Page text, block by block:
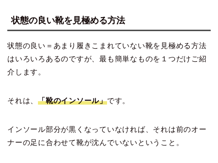
状態の良い靴を見極める方法
状態の良い＝あまり履きこまれていない靴を見極める方法
はいろいろあるのですが、最も簡単なものを１つだけご紹
介します。
それは、 「靴のインソール」です。
インソール部分が黒くなっていなければ、それは前のオー
ナーの足に合わせて靴が沈んでいないということ。